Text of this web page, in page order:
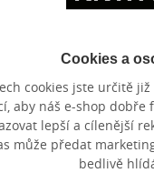
386 g
Cookies a
cookies jste určitě
aby náš e-shop dobře
lepší a cílenější
může předat
bedlivě